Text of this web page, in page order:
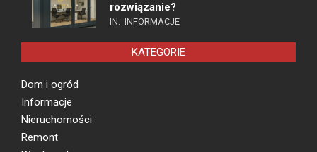
rozwiązanie?
IN: INFORMACJE
KATEGORIE
Dom i ogród
Informacje
Nieruchomości
Remont